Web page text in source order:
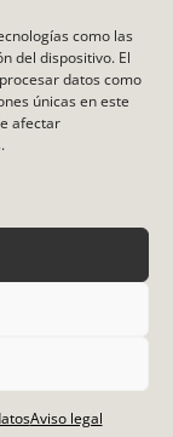
como las
del dispositivo. El
datos como
únicas en este
afectar
Aviso legal